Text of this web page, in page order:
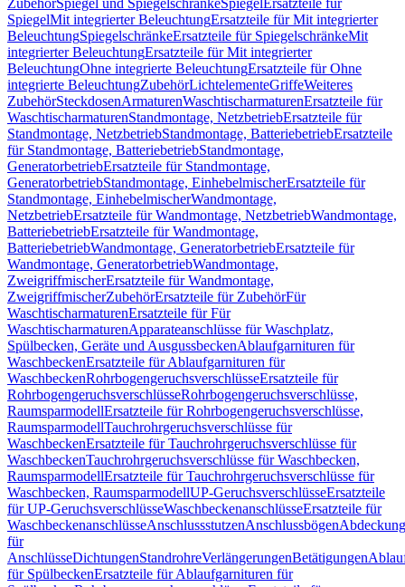
ZubehörSpiegel und SpiegelschränkeSpiegel Ersatzteile für
SpiegelMit integrierter BeleuchtungErsatzteile für Mit integrierter
BeleuchtungSpiegelschränkeErsatzteile für SpiegelschränkeMit
integrierter BeleuchtungErsatzteile für Mit integrierter
BeleuchtungOhne integrierte BeleuchtungErsatzteile für Ohne
integrierte BeleuchtungZubehörLichtelementeGriffeWeiteres
ZubehörSteckdosenArmaturenWaschtischarmaturenErsatzteile für
WaschtischarmaturenStandmontage, NetzbetriebErsatzteile für
Standmontage, NetzbetriebStandmontage, BatteriebetriebErsatzteile
für Standmontage, BatteriebetriebStandmontage,
GeneratorbetriebErsatzteile für Standmontage,
GeneratorbetriebStandmontage, EinhebelmischerErsatzteile für
Standmontage, EinhebelmischerWandmontage,
NetzbetriebErsatzteile für Wandmontage, NetzbetriebWandmontage,
BatteriebetriebErsatzteile für Wandmontage,
BatteriebetriebWandmontage, GeneratorbetriebErsatzteile für
Wandmontage, GeneratorbetriebWandmontage,
ZweigriffmischerErsatzteile für Wandmontage,
ZweigriffmischerZubehörErsatzteile für ZubehörFür
WaschtischarmaturenErsatzteile für Für
WaschtischarmaturenApparateanschlüsse für Waschplatz,
Spülbecken, Geräte und AusgussbeckenAblaufgarnituren für
WaschbeckenErsatzteile für Ablaufgarnituren für
WaschbeckenRohrbogengeruchsverschlüsseErsatzteile für
RohrbogengeruchsverschlüsseRohrbogengeruchsverschlüsse,
RaumsparmodellErsatzteile für Rohrbogengeruchsverschlüsse,
RaumsparmodellTauchrohrgeruchsverschlüsse für
WaschbeckenErsatzteile für Tauchrohrgeruchsverschlüsse für
WaschbeckenTauchrohrgeruchsverschlüsse für Waschbecken,
RaumsparmodellErsatzteile für Tauchrohrgeruchsverschlüsse für
Waschbecken, RaumsparmodellUP-GeruchsverschlüsseErsatzteile
für UP-GeruchsverschlüsseWaschbeckenanschlüsseErsatzteile für
WaschbeckenanschlüsseAnschlussstutzenAnschlussbögen
für
AnschlüsseDichtungenStandrohreVerlängerungenBetätigungen
für SpülbeckenErsatzteile für Ablaufgarnituren für